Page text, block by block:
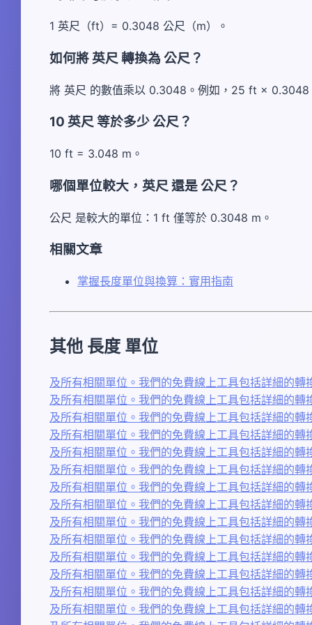
1 英尺（ft）= 0.3048 公尺（m）。
如何將 英尺 轉換為 公尺？
將 英尺 的數值乘以 0.3048。例如，25 ft ×
10 英尺 等於多少 公尺？
10 ft = 3.048 m。
哪個單位較大，英尺 還是 公尺？
公尺 是較大的單位：1 ft 僅等於 0.3048 m。
相關文章
掌握長度單位與換算：實用指南
其他 長度 單位
及所有相關單位。我們的免費線上工具包括詳細的
及所有相關單位。我們的免費線上工具包括詳細的
及所有相關單位。我們的免費線上工具包括詳細的
及所有相關單位。我們的免費線上工具包括詳細的
及所有相關單位。我們的免費線上工具包括詳細的
及所有相關單位。我們的免費線上工具包括詳細的
及所有相關單位。我們的免費線上工具包括詳細的
及所有相關單位。我們的免費線上工具包括詳細的
及所有相關單位。我們的免費線上工具包括詳細的
及所有相關單位。我們的免費線上工具包括詳細的
及所有相關單位。我們的免費線上工具包括詳細的
及所有相關單位。我們的免費線上工具包括詳細的
及所有相關單位。我們的免費線上工具包括詳細的
及所有相關單位。我們的免費線上工具包括詳細的